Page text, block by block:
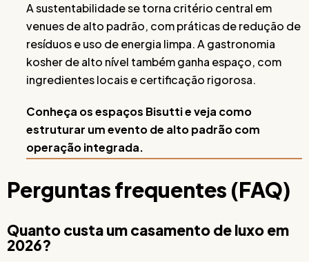
A sustentabilidade se torna critério central em
venues de alto padrão, com práticas de redução de
resíduos e uso de energia limpa. A gastronomia
kosher de alto nível também ganha espaço, com
ingredientes locais e certificação rigorosa.
Conheça os espaços Bisutti e veja como
estruturar um evento de alto padrão com
operação integrada.
Perguntas frequentes (FAQ)
Quanto custa um casamento de luxo em
2026?